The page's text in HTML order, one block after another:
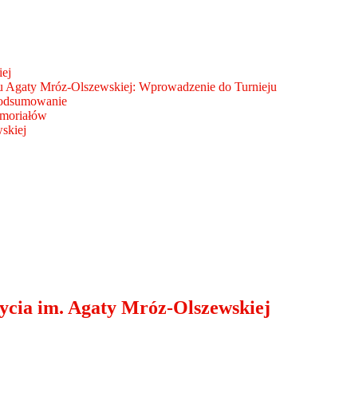
Agaty Mróz-Olszewskiej: Wprowadzenie do Turnieju
im. Agaty Mróz-Olszewskiej